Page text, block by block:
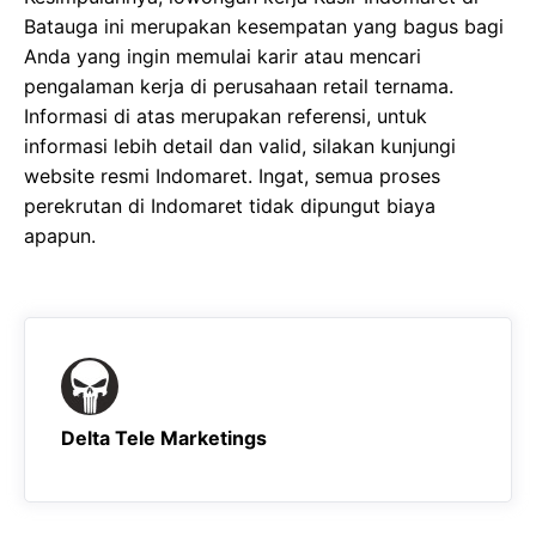
Batauga ini merupakan kesempatan yang bagus bagi
Anda yang ingin memulai karir atau mencari
pengalaman kerja di perusahaan retail ternama.
Informasi di atas merupakan referensi, untuk
informasi lebih detail dan valid, silakan kunjungi
website resmi Indomaret. Ingat, semua proses
perekrutan di Indomaret tidak dipungut biaya
apapun.
Delta Tele Marketings